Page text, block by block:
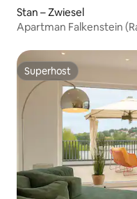
Stan – Zwiesel
Apartman Falkenstein
Superhost
Superhost